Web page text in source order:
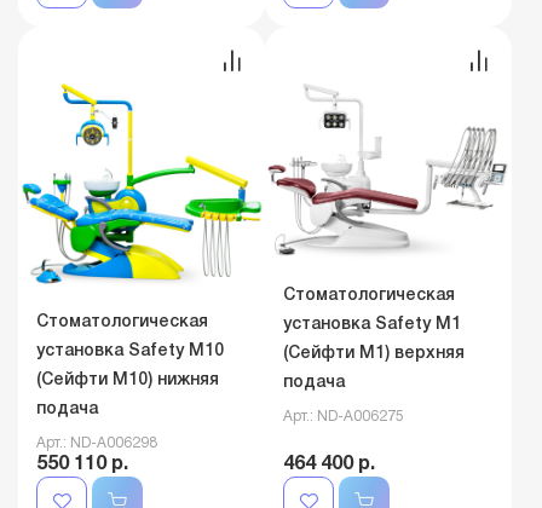
Стоматологическая
установка Safety M10
(Сейфти M10) нижняя
подача
Арт.: ND-A006298
550 110 р.
Стоматологическая
установка Safety M1
(Сейфти M1) верхняя
подача
Арт.: ND-A006275
464 400 р.